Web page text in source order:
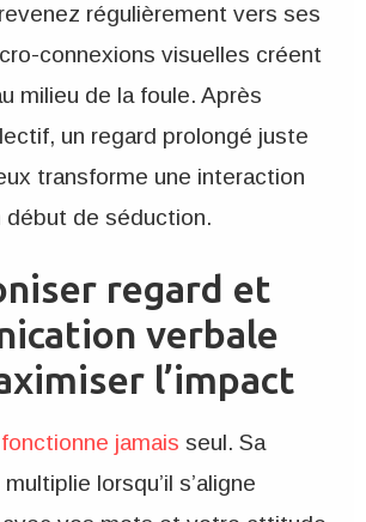
régulièrement vers ses
connexions visuelles créent
milieu de la foule. Après
un regard prolongé juste
transforme une interaction
début de séduction.
regard et
verbale
l’impact
jamais seul. Sa
lorsqu’il s’aligne